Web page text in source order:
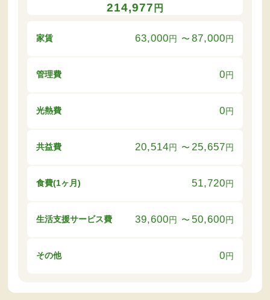
214,977 円
家賃 63,000円 〜 87,000円
管理費 0円
光熱費 0円
共益費 20,514円 〜 25,657円
食費(1ヶ月) 51,720円
生活支援サービス費 39,600円 〜 50,600円
その他 0円